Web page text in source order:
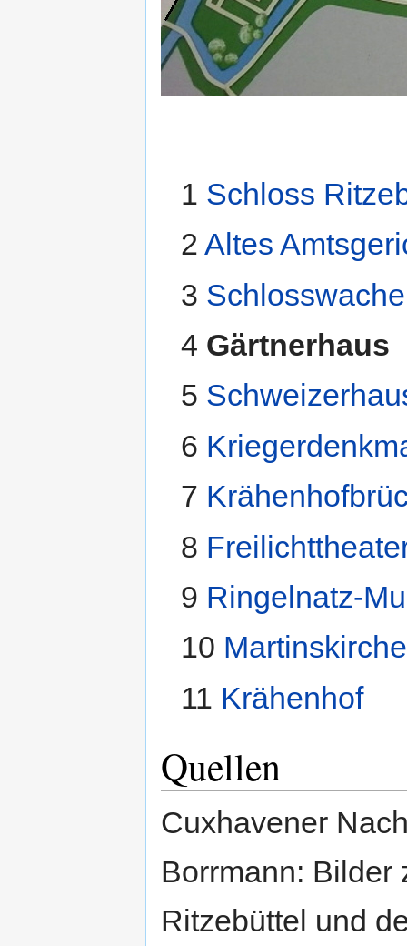
1 Schloss
2Altes
3 Schlosswache
4 Gärtnerhaus
5
6
7
8
9 Ringelnatz-
10 Martinskirche
11 Krähenhof
Quellen
Cuxhavener
Borrmann: Bilder
Ritzebüttel und